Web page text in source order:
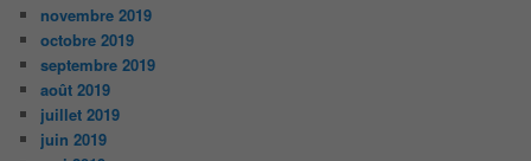
novembre 2019
octobre 2019
septembre 2019
août 2019
juillet 2019
juin 2019